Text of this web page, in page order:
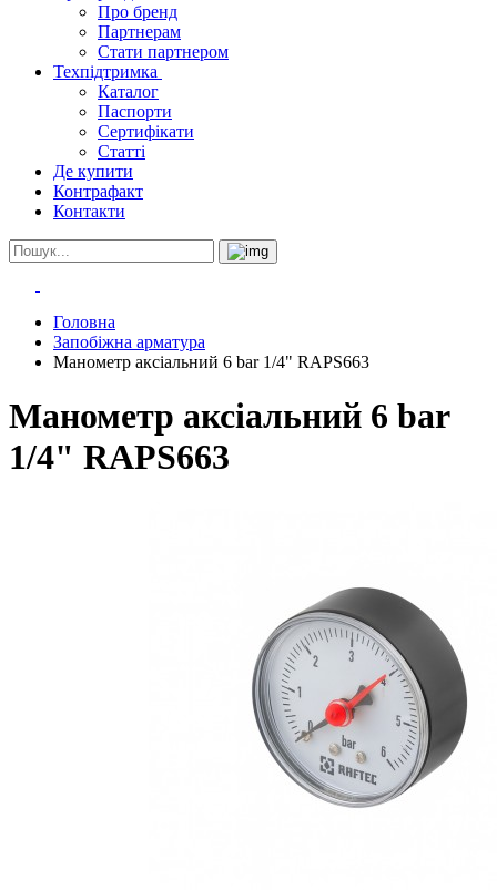
Про бренд
Партнерам
Стати партнером
Техпідтримка
Каталог
Паспорти
Сертифікати
Статті
Де купити
Контрафакт
Контакти
Головна
Запобіжна арматура
Манометр аксіальний 6 bar 1/4" RAPS663
Манометр аксіальний 6 bar
1/4" RAPS663